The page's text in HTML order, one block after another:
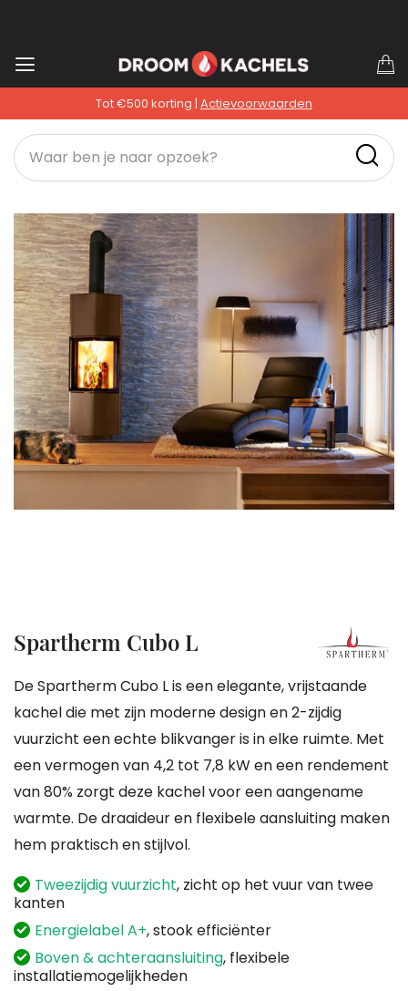
Ga
inhoud
Tot €500 korting | Actievoorwaarden
Ga
naar
het
einde
van
de
afbeeldingen-
gallerij
Ga
naar
het
begin
van
de
afbeeldingen-
gallerij
Spartherm Cubo L
De Spartherm Cubo L is een elegante, vrijstaande
kachel die met zijn moderne design en 2-zijdig
vuurzicht een echte blikvanger is in elke ruimte. Met
een vermogen van 4,2 tot 7,8 kW en een rendement
van 80% zorgt deze kachel voor een aangename
warmte. De draaideur en flexibele aansluiting maken
hem praktisch en stijlvol.
Tweezijdig vuurzicht, zicht op het vuur van twee
kanten
Energielabel A+, stook efficiënter
Boven & achteraansluiting, flexibele
installatiemogelijkheden